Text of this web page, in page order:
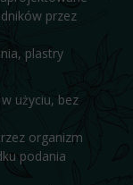
przez
plastry
użyciu, bez
organizm
podania